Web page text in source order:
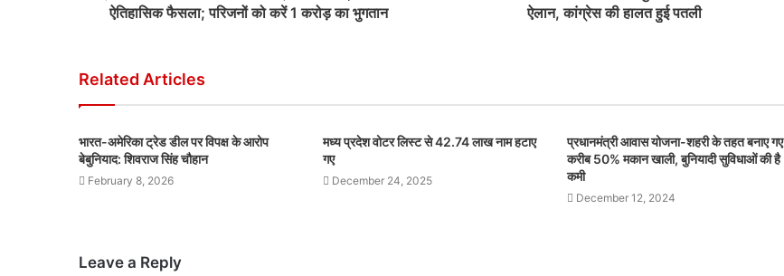
ऐतिहासिक फैसला; परिजनों को करें 1 करोड़ का भुगतान
ऐलान, कांग्रेस की हालत हुई पतली
Related Articles
भारत-अमेरिका ट्रेड डील पर विपक्ष के आरोप
बेबुनियाद: शिवराज सिंह चौहान
February 8, 2026
मध्य प्रदेश वोटर लिस्ट से 42.74 लाख नाम हटाए
गए
December 24, 2025
प्रधानमंत्री आवास योजना-शहरी के तहत बनाए गए
करीब 50% मकान खाली, बुनियादी सुविधाओं की है
कमी
December 12, 2024
Leave a Reply